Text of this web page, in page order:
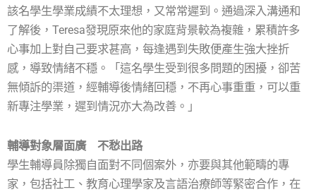
該名學生學業成績不太理想，又常常遲到。通過深入溝通和
了解後，Teresa發現原來他的家庭背景較為複雜，累積許多
心事加上對自己要求甚高，每逢遇到失敗便產生強大挫折
感，導致情緒不穩。「這名學生受到很多問題的困擾，卻苦
無傾訴的渠道，經輔導後情緒回穩，不再心事重重，可以重
新專注學業，遲到情況亦大為改善。」
輔導對象層面廣 不愁出路
學生輔導員除獨自面對不同個案外，亦要與其他範疇的專
家，包括社工、教育心理學家及言語治療師等緊密合作，在